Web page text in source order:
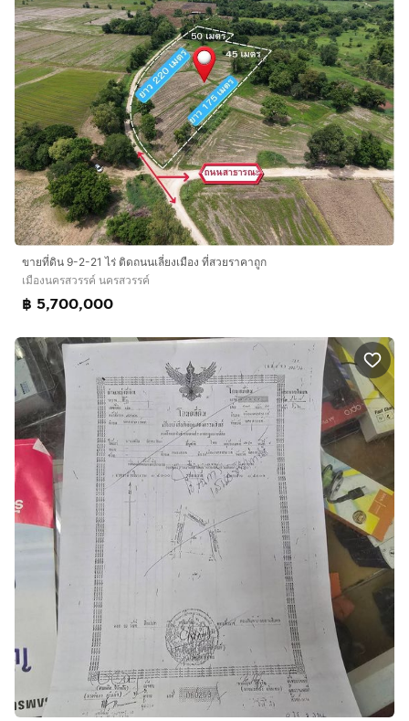
💼 เหมาะสำหรับ
✔️ สร้างบ้านพักอาศัย
✔️ ทำบ้านสวน
✔️ ทำการเกษตร
✔️ ซื้อเก็บไว้ลงทุนในอนาคต
━━━━━━━━━━━━━━━
🔥 จุดเด่นสำคัญ
⭐ ติดถนนคอนกรีต
⭐ น้ำ-ไฟพร้อมใช้งาน
⭐ เดินทางสะดวก ใกล้ชุมชน
⭐ เอกสารถูกต้อง พร้อมโอน
📞 โทร :กดเพื่อดูเบอร์โทร xxxxxx928
📲 Line ID : tang2518tang
🌿 สนใจนัดชมพื้นที่จริงได้ทุกวัน 🌿
#ขายที่ดินนครสวรรค์ #ขายที่นา #ที่ดินหนองกรด #บ้าน
คลองประเทือง #ที่ดินติดถนนคอนกรีต #ที่ดินสร้างบ้าน
#บ้านสวน #ที่ดินพร้อมโอน #ลงทุนที่ดิน #อสังหาริมทรัพย์
นครสวรรค์
ขายที่ดิน 9-2-21 ไร่ ติดถนนเลี่ยงเมือง ที่สวยราคาถูก
เมืองนครสวรรค์ นครสวรรค์
฿ 5,700,000